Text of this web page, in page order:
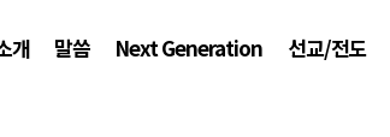
개 말씀 Next Generation 선교/전도